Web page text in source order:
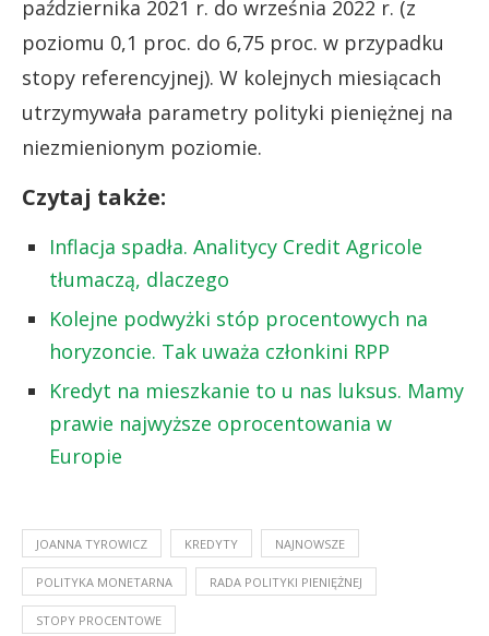
października 2021 r. do września 2022 r. (z
poziomu 0,1 proc. do 6,75 proc. w przypadku
stopy referencyjnej). W kolejnych miesiącach
utrzymywała parametry polityki pieniężnej na
niezmienionym poziomie.
Czytaj także:
Inflacja spadła. Analitycy Credit Agricole
tłumaczą, dlaczego
Kolejne podwyżki stóp procentowych na
horyzoncie. Tak uważa członkini RPP
Kredyt na mieszkanie to u nas luksus. Mamy
prawie najwyższe oprocentowania w
Europie
JOANNA TYROWICZ KREDYTY NAJNOWSZE
POLITYKA MONETARNA RADA POLITYKI PIENIĘŻNEJ
STOPY PROCENTOWE